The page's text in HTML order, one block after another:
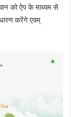
को ऐप के माध्यम से
करेंगे एवम्